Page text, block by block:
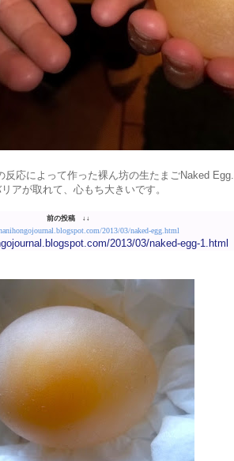
反応によって作った裸ん坊の生たまごNaked Egg.
アが取れて、心もち大きいです。
前の投稿 ↓↓
2013/03/naked-egg.html
2013/03/naked-egg-1.html